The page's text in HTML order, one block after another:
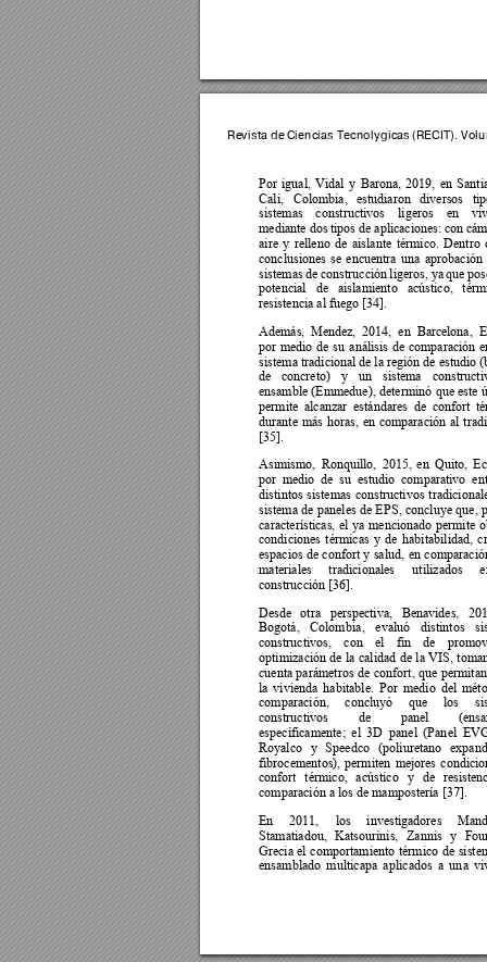
Revista de Ciencias Tecnológicas (RECIT). V
Por igual, Vidal y Barona, 2019, en
Cali,
Colombia, estudiaron diversos
sistemas
constructivos ligeros en
mediante dos tipos de aplicaciones: con
aire y relleno de aislante térmico. Dentro
conclusiones se encuentra una aprobación
sistemas de construcción ligeros, ya que
potencial de aislamiento acústico,
resistencia al fuego [34].
Además, Mendez, 2014, en Barcelona,
por medio de su análisis de comparación
sistema tradicional de la región de estudio
de
concreto) y un sistema
ensamble (Emmedue), determinó que este
permite alcanzar estándares de confort
durante más horas, en comparación al
[35].
Asimismo, Ronquillo, 2015, en Quito,
por medio de su estudio comparativo
distintos sistemas constructivos
sistema de paneles de EPS, concluye que,
características, el ya mencionado permite
condiciones térmicas y de habitabilidad,
espacios de confort y salud, en
materiales
tradicionales utilizados
construcción [36].
Desde otra perspectiva, Benavides,
Bogotá, Colombia, evaluó distintos
constructivos,
con el fin de
optimización de la calidad de la VIS,
cuenta parámetros de confort, que
la vivienda habitable. Por medio del
comparación,
concluyó que los
constructivos
de panel
específicamente; el 3D panel (Panel
Royalco y Speedco (poliuretano exp
fibrocementos), permiten mejores
confort térmico, acústico y de
comparación a los de mampostería [37].
En
2011, los investigadores
Stamatiadou, Katsourinis, Zannis y
Grecia el comportamiento térmico de
ensamblado multicapa aplicados a una